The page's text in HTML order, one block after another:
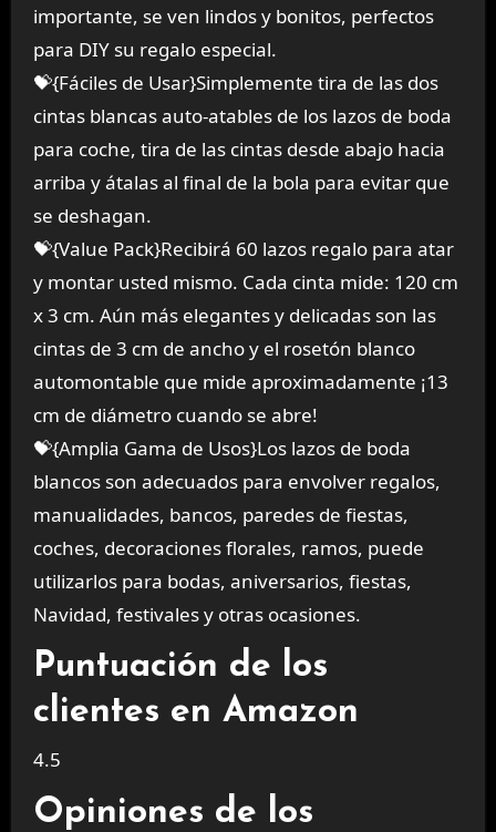
importante, se ven lindos y bonitos, perfectos
para DIY su regalo especial.
💝{Fáciles de Usar}Simplemente tira de las dos
cintas blancas auto-atables de los lazos de boda
para coche, tira de las cintas desde abajo hacia
arriba y átalas al final de la bola para evitar que
se deshagan.
💝{Value Pack}Recibirá 60 lazos regalo para atar
y montar usted mismo. Cada cinta mide: 120 cm
x 3 cm. Aún más elegantes y delicadas son las
cintas de 3 cm de ancho y el rosetón blanco
automontable que mide aproximadamente ¡13
cm de diámetro cuando se abre!
💝{Amplia Gama de Usos}Los lazos de boda
blancos son adecuados para envolver regalos,
manualidades, bancos, paredes de fiestas,
coches, decoraciones florales, ramos, puede
utilizarlos para bodas, aniversarios, fiestas,
Navidad, festivales y otras ocasiones.
Puntuación de los
clientes en Amazon
4.5
Opiniones de los